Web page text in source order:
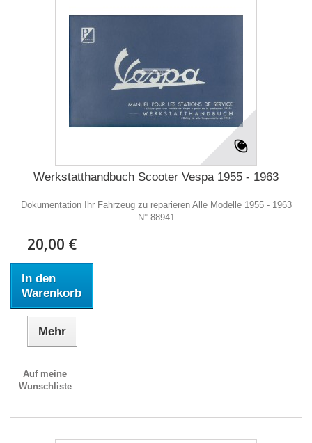
Werkstatthandbuch Scooter Vespa 1955 - 1963
Dokumentation Ihr Fahrzeug zu reparieren Alle Modelle 1955 - 1963
N° 88941
20,00 €
In den
Warenkorb
Mehr
Auf meine
Wunschliste